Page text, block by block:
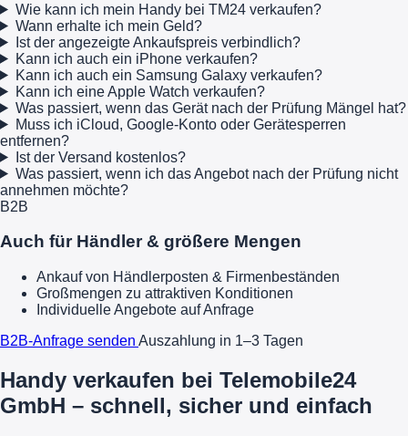
Wie kann ich mein Handy bei TM24 verkaufen?
Wann erhalte ich mein Geld?
Ist der angezeigte Ankaufspreis verbindlich?
Kann ich auch ein iPhone verkaufen?
Kann ich auch ein Samsung Galaxy verkaufen?
Kann ich eine Apple Watch verkaufen?
Was passiert, wenn das Gerät nach der Prüfung Mängel hat?
Muss ich iCloud, Google-Konto oder Gerätesperren
entfernen?
Ist der Versand kostenlos?
Was passiert, wenn ich das Angebot nach der Prüfung nicht
annehmen möchte?
B2B
Auch für Händler & größere Mengen
Ankauf von Händlerposten & Firmenbeständen
Großmengen zu attraktiven Konditionen
Individuelle Angebote auf Anfrage
B2B-Anfrage senden Auszahlung in 1–3 Tagen
Handy verkaufen bei Telemobile24
GmbH – schnell, sicher und einfach